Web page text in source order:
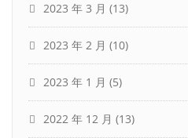
2023 年 3 月 (13)
2023 年 2 月 (10)
2023 年 1 月 (5)
2022 年 12 月 (13)